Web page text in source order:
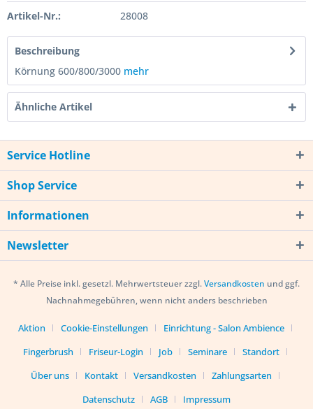
Artikel-Nr.: 28008
Beschreibung
Körnung 600/800/3000 mehr
Ähnliche Artikel
Service Hotline
Shop Service
Informationen
Newsletter
* Alle Preise inkl. gesetzl. Mehrwertsteuer zzgl.Versandkosten und ggf.
Nachnahmegebühren, wenn nicht anders beschrieben
Aktion Cookie-Einstellungen
Einrichtung - Salon Ambience
Fingerbrush
Friseur-Login Job Seminare
Standort
Über uns
Kontakt Versandkosten
Zahlungsarten
Datenschutz
AGB Impressum